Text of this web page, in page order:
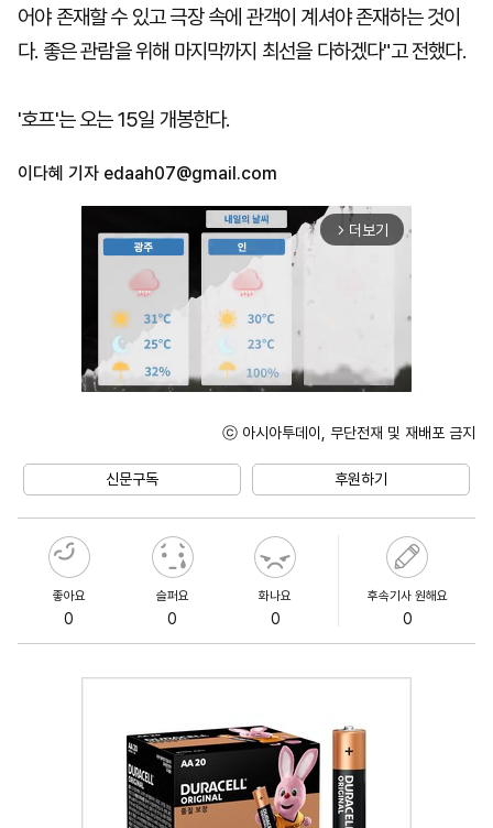
어야 존재할 수 있고 극장 속에 관객이 계셔야 존재하는 것이
다. 좋은 관람을 위해 마지막까지 최선을 다하겠다"고 전했다.
'호프'는 오는 15일 개봉한다.
이다혜 기자 edaah07@gmail.com
arrow_forward_ios 더보기
ⓒ 아시아투데이, 무단전재 및 재배포 금지
신문구독 후원하기
좋아요
0
슬퍼요
0
화나요
0
후속기사 원해요
0